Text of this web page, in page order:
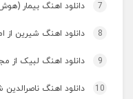
7 دانلود اهنگ بیمار
8 دانلود اهنگ شیرین از
9 دانلود اهنگ لبیک از
10 دانلود اهنگ ناصرالدین